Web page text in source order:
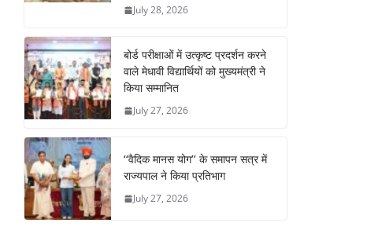
July 28, 2026
बोर्ड परीक्षाओं में उत्कृष्ट प्रदर्शन करने
वाले मेधावी विद्यार्थियों को मुख्यमंत्री ने
किया सम्मानित
July 27, 2026
‘‘वैदिक मानस योग’’ के समापन सत्र में
राज्यपाल ने किया प्रतिभाग
July 27, 2026